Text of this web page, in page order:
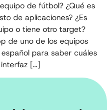
de fútbol? ¿Qué es
de aplicaciones? ¿Es
o tiene otro target?
de uno de los equipos
para saber cuáles
[…]